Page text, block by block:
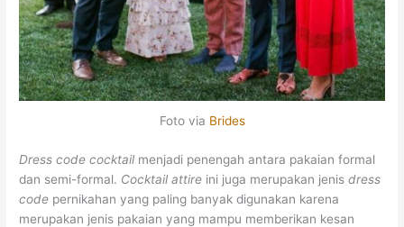
Foto via Brides
Dress code cocktail menjadi penengah antara pakaian formal
dan semi-formal. Cocktail attire ini juga merupakan jenisdress
code pernikahan yang paling banyak digunakan karena
merupakan jenis pakaian yang mampu memberikan kesan